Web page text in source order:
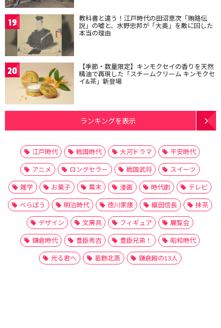
19 教科書と違う！江戸時代の田沼意次「賄賂伝
説」の嘘と、水野忠邦が「大奥」を敵に回した
本当の理由
20 【季節・数量限定】キンモクセイの香りを天然
精油で再現した「スチームクリーム キンモクセ
イ&茶」新登場
ランキングを表示
江戸時代 戦国時代 大河ドラマ
平安時代
アニメ
ロングセラー 戦国武将
スイーツ
雑学
お菓子 幕末 漫画 時代劇
テレビ
べらぼう
明治時代 徳川家康 織田信長
抹茶
デザイン
文房具 フィギュア
展覧会
鎌倉時代
豊臣秀吉 豊臣兄弟！
昭和時代
光る君へ
葛飾北斎 鎌倉殿の13人